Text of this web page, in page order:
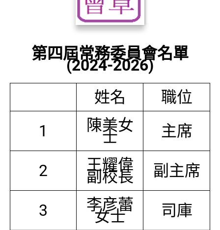
第四屆常務委員會名單
(2024-2026)
姓名
職位
1
陳美女
士 主席
2 王耀偉
副校長 副主席
3 李彦蕾
女士 司庫